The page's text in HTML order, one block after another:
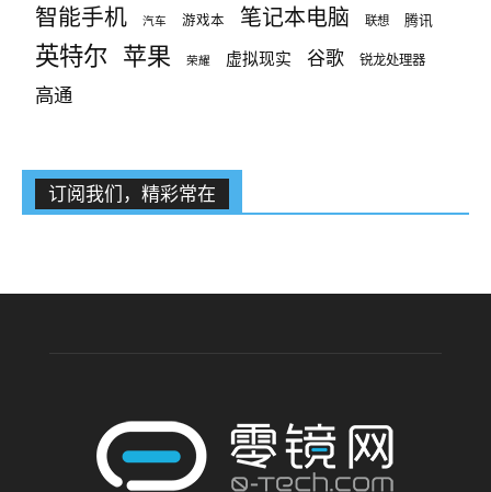
智能手机 汽车 游戏本 笔记本电脑 联想 腾讯
英特尔 苹果 荣耀 虚拟现实 谷歌 锐龙处理器
高通
订阅我们，精彩常在